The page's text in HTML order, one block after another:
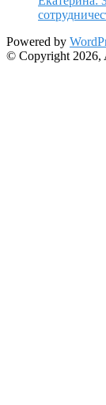
Powered by
© Copyright 2026,